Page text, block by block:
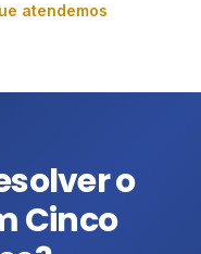
atendemos
o
Cinco